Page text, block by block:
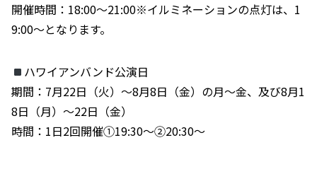
開催時間：18:00～21:00※イルミネーションの点灯は、1
9:00〜となります。
ハワイアンバンド公演日
期間：7月22日（火）～8月8日（金）の月～金、及び8月1
8日（月）～22日（金）
時間：1日2回開催①19:30〜②20:30～